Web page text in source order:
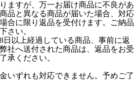
ますが、万一お届け商品に不良があ
品と異なる商品が届いた場合、対応
合に限り返品を受付けます。ご納品
さい。
日以上経過している商品、事前に返
社へ送付された商品は、返品をお受
承ください。
いずれも対応できません。予めご了